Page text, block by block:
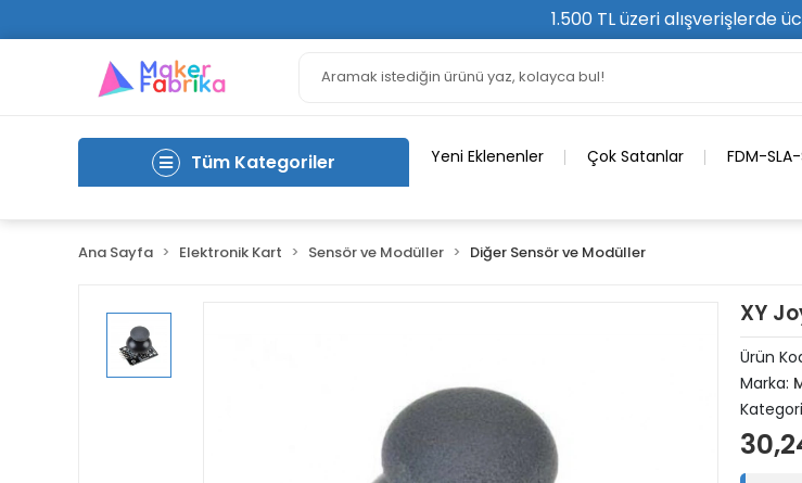
1.500 TL üzeri alışverişlerde
Tüm Kategoriler Yeni Eklenenler Çok Satanlar FDM-
Ana Sayfa Elektronik Kart Sensör ve Modüller Diğer Sensör ve Modüller
XY
Ürün
Marka: